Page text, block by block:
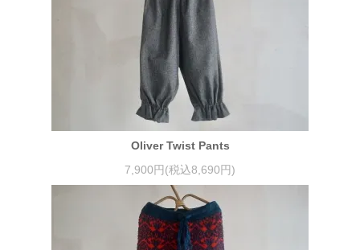
Oliver Twist Pants
7,900円(税込8,690円)